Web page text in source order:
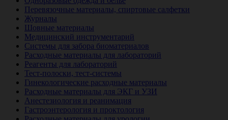
Перевязочные материалы, спиртовые салфетки
Журналы
Шовные материалы
Медицинский инструментарий
Системы для забора биоматериалов
Расходные материалы для лабораторий
Реагенты для лабораторий
Тест-полоски, тест-системы
Гинекологические расходные материалы
Расходные материалы для ЭКГ и УЗИ
Анестезиология и реанимация
Гастроэнтерология и проктология